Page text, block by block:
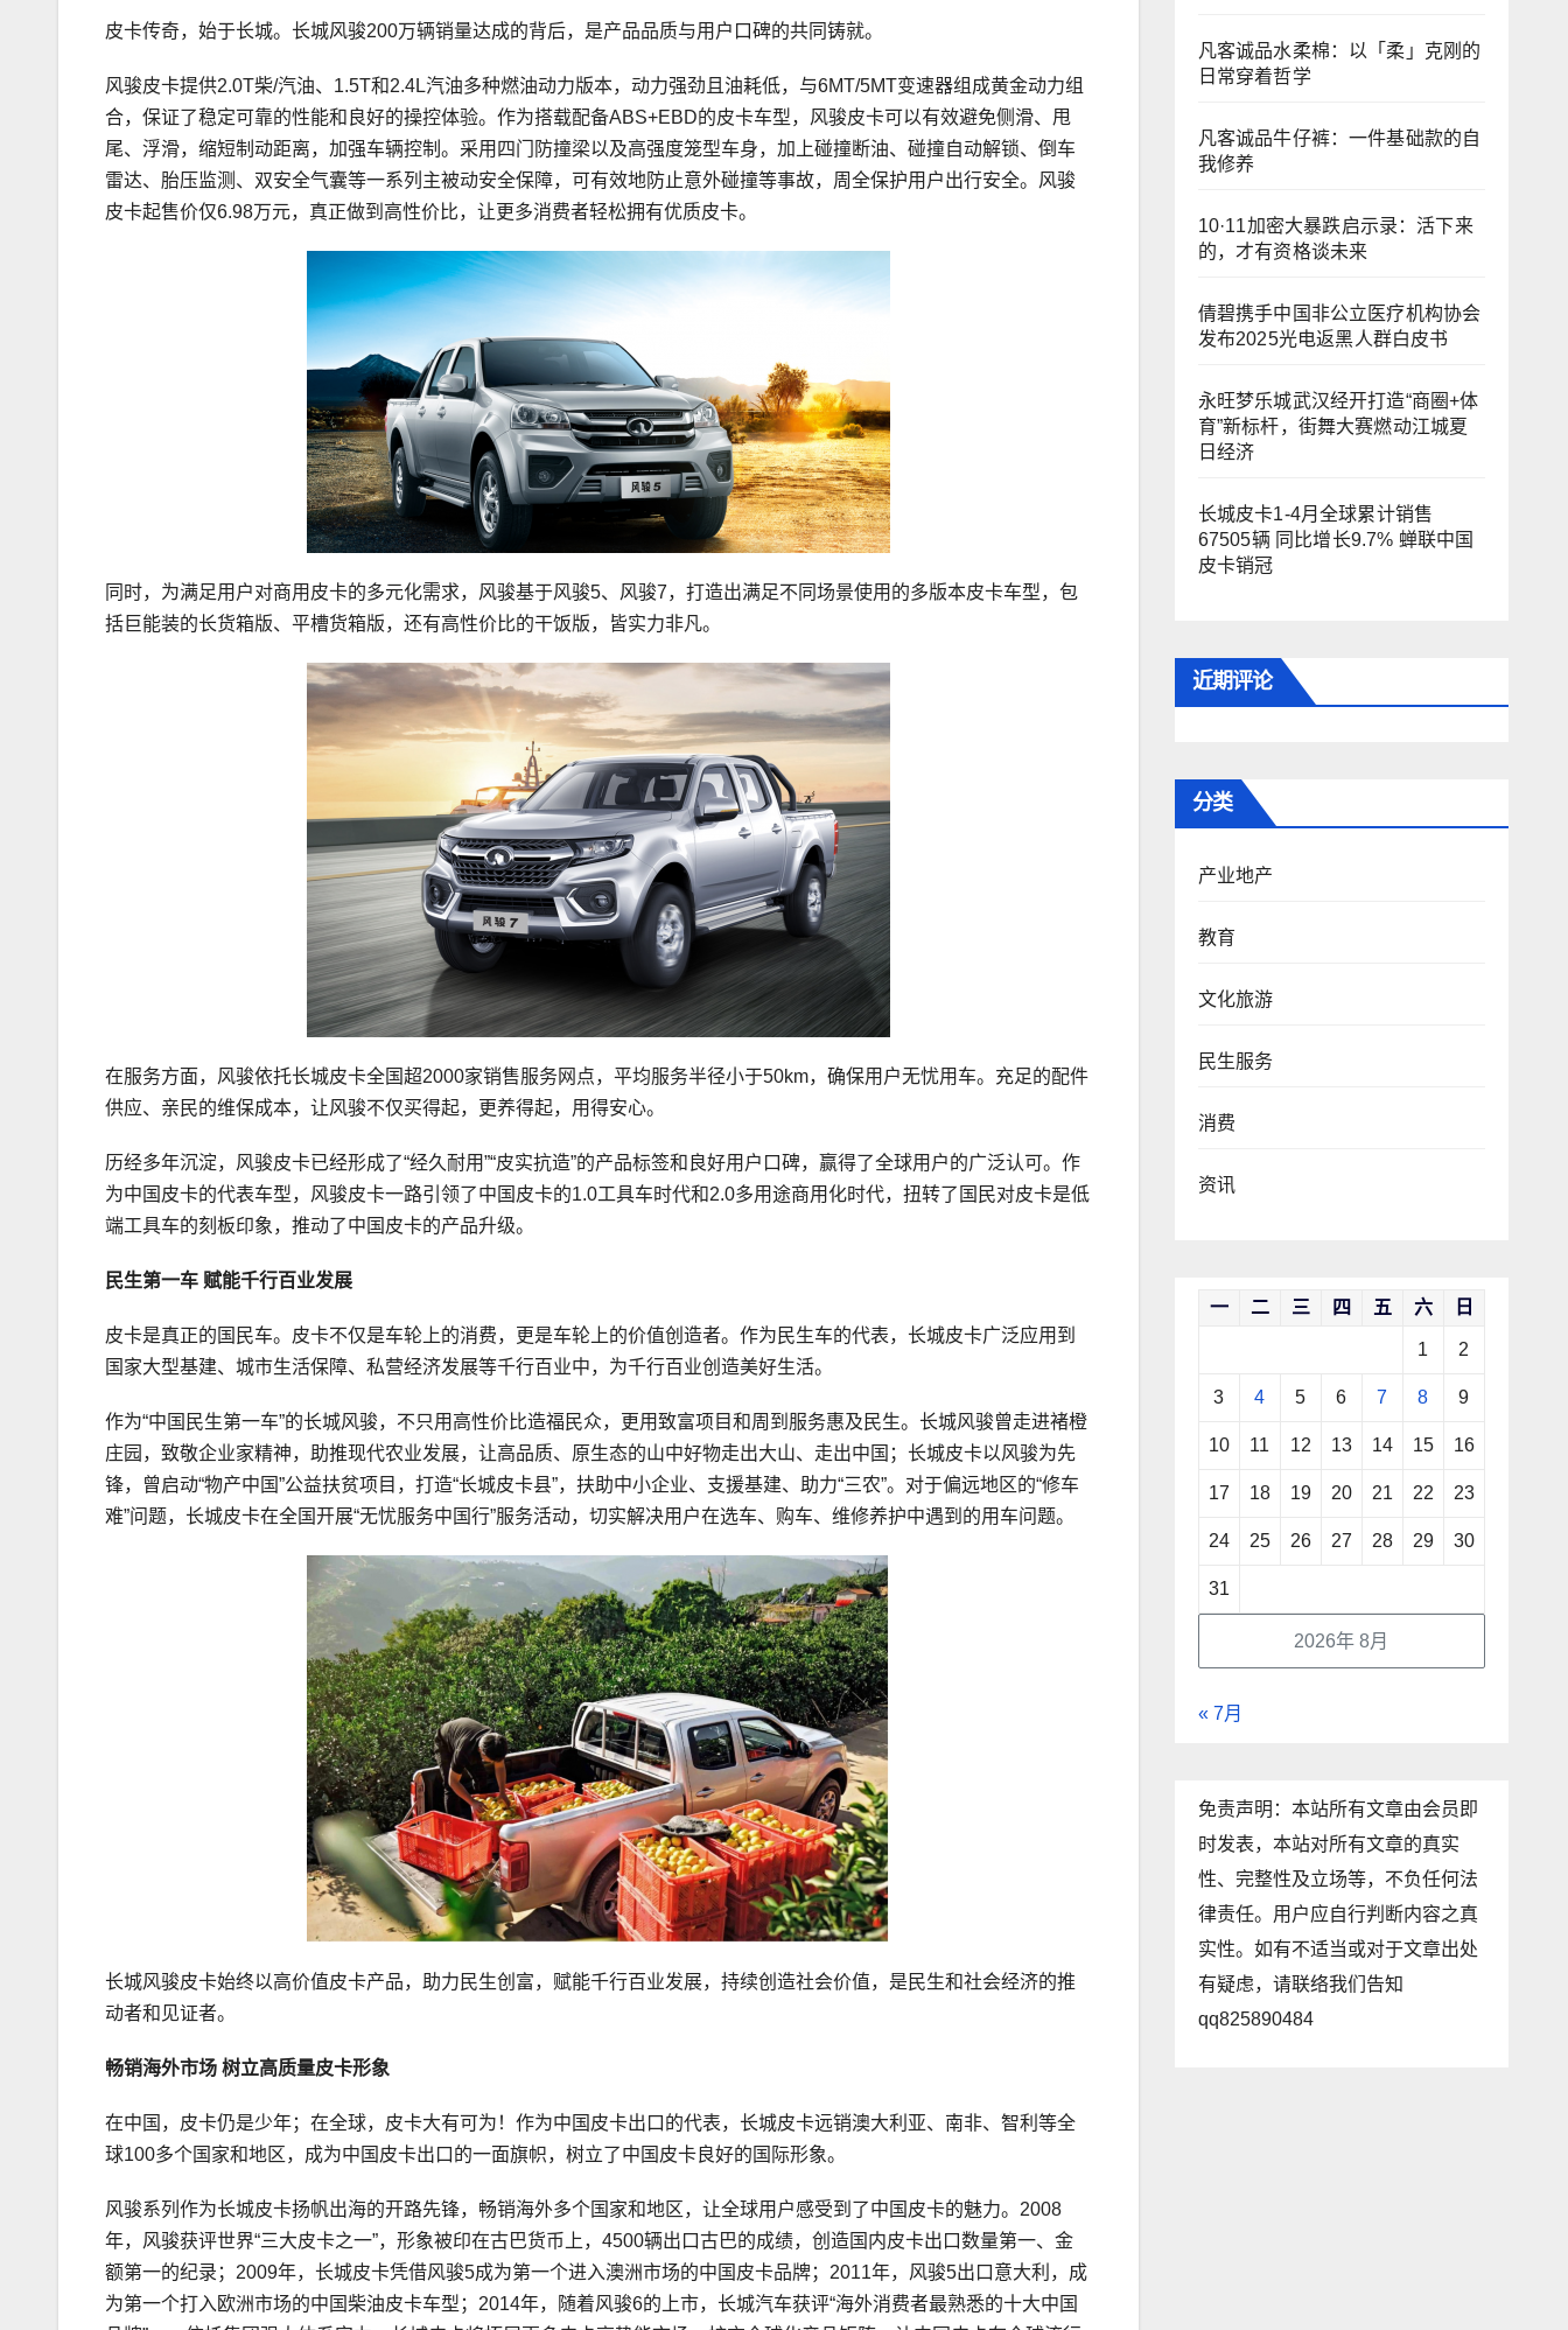
皮卡传奇，始于长城。长城风骏200万辆销量达成的背后，是产品品质与用户口碑的共同铸就。
风骏皮卡提供2.0T柴/汽油、1.5T和2.4L汽油多种燃油动力版本，动力强劲且油耗低，与6MT/5MT变速器组成黄金动力组
合，保证了稳定可靠的性能和良好的操控体验。作为搭载配备ABS+EBD的皮卡车型，风骏皮卡可以有效避免侧滑、甩
尾、浮滑，缩短制动距离，加强车辆控制。采用四门防撞梁以及高强度笼型车身，加上碰撞断油、碰撞自动解锁、倒车
雷达、胎压监测、双安全气囊等一系列主被动安全保障，可有效地防止意外碰撞等事故，周全保护用户出行安全。风骏
皮卡起售价仅6.98万元，真正做到高性价比，让更多消费者轻松拥有优质皮卡。
同时，为满足用户对商用皮卡的多元化需求，风骏基于风骏5、风骏7，打造出满足不同场景使用的多版本皮卡车型，包
括巨能装的长货箱版、平槽货箱版，还有高性价比的干饭版，皆实力非凡。
在服务方面，风骏依托长城皮卡全国超2000家销售服务网点，平均服务半径小于50km，确保用户无忧用车。充足的配件
供应、亲民的维保成本，让风骏不仅买得起，更养得起，用得安心。
历经多年沉淀，风骏皮卡已经形成了“经久耐用”“皮实抗造”的产品标签和良好用户口碑，赢得了全球用户的广泛认可。作
为中国皮卡的代表车型，风骏皮卡一路引领了中国皮卡的1.0工具车时代和2.0多用途商用化时代，扭转了国民对皮卡是低
端工具车的刻板印象，推动了中国皮卡的产品升级。
民生第一车 赋能千行百业发展
皮卡是真正的国民车。皮卡不仅是车轮上的消费，更是车轮上的价值创造者。作为民生车的代表，长城皮卡广泛应用到
国家大型基建、城市生活保障、私营经济发展等千行百业中，为千行百业创造美好生活。
作为“中国民生第一车”的长城风骏，不只用高性价比造福民众，更用致富项目和周到服务惠及民生。长城风骏曾走进褚橙
庄园，致敬企业家精神，助推现代农业发展，让高品质、原生态的山中好物走出大山、走出中国；长城皮卡以风骏为先
锋，曾启动“物产中国”公益扶贫项目，打造“长城皮卡县”，扶助中小企业、支援基建、助力“三农”。对于偏远地区的“修车
难”问题，长城皮卡在全国开展“无忧服务中国行”服务活动，切实解决用户在选车、购车、维修养护中遇到的用车问题。
长城风骏皮卡始终以高价值皮卡产品，助力民生创富，赋能千行百业发展，持续创造社会价值，是民生和社会经济的推
动者和见证者。
畅销海外市场 树立高质量皮卡形象
在中国，皮卡仍是少年；在全球，皮卡大有可为！作为中国皮卡出口的代表，长城皮卡远销澳大利亚、南非、智利等全
球100多个国家和地区，成为中国皮卡出口的一面旗帜，树立了中国皮卡良好的国际形象。
风骏系列作为长城皮卡扬帆出海的开路先锋，畅销海外多个国家和地区，让全球用户感受到了中国皮卡的魅力。2008
年，风骏获评世界“三大皮卡之一”，形象被印在古巴货币上，4500辆出口古巴的成绩，创造国内皮卡出口数量第一、金
额第一的纪录；2009年，长城皮卡凭借风骏5成为第一个进入澳洲市场的中国皮卡品牌；2011年，风骏5出口意大利，成
为第一个打入欧洲市场的中国柴油皮卡车型；2014年，随着风骏6的上市，长城汽车获评“海外消费者最熟悉的十大中国
凡客诚品水柔棉：以「柔」克刚的
日常穿着哲学
凡客诚品牛仔裤：一件基础款的自
我修养
10·11加密大暴跌启示录：活下来
的，才有资格谈未来
倩碧携手中国非公立医疗机构协会
发布2025光电返黑人群白皮书
永旺梦乐城武汉经开打造“商圈+体
育”新标杆，街舞大赛燃动江城夏
日经济
长城皮卡1-4月全球累计销售
67505辆 同比增长9.7% 蝉联中国
皮卡销冠
近期评论
分类
产业地产
教育
文化旅游
民生服务
消费
资讯
2026年 8月
一 二 三 四 五 六 日
1 2
3 4 5 6 7 8 9
10 11 12 13 14 15 16
17 18 19 20 21 22 23
24 25 26 27 28 29 30
31
« 7月
免责声明：本站所有文章由会员即
时发表，本站对所有文章的真实
性、完整性及立场等，不负任何法
律责任。用户应自行判断内容之真
实性。如有不适当或对于文章出处
有疑虑，请联络我们告知
qq825890484